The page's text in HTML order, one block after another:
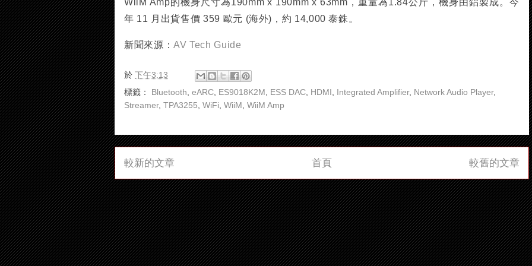
WiiM Amp的機身尺寸為190mm x 190mm x 63mm，重量為1.84公斤，機身由鋁製成。今
年 11 月出貨售價 359 歐元 (海外)，約 14,000 泰銖。
新聞來源：AV Tech Guide
於 下午3:13
標籤： Bluetooth eARC ES9018K2M ESS DAC HDMI Integrated Amplifier, Network Audio Player,
Streamer, TPA3255 WiFi WiiM WiiM Amp
較新的文章 較舊的文章
首頁